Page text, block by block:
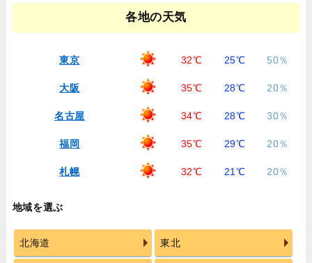
各地の天気
東京 32℃ 25℃ 50％
大阪 35℃ 28℃ 20％
名古屋 34℃ 28℃ 30％
福岡 35℃ 29℃ 20％
札幌 32℃ 21℃ 20％
地域を選ぶ
北海道 東北